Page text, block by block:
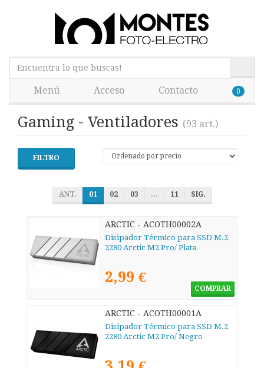
Menú Acceso Contacto 0
Gaming - Ventiladores (93 art.)
FILTRO
ANT. 01 02 03 ... 11 SIG.
ARCTIC - ACOTH00002A
Disipador Térmico para SSD M.2
2280 Arctic M2 Pro/ Plata
2,99 €
COMPRAR
ARCTIC - ACOTH00001A
Disipador Térmico para SSD M.2
2280 Arctic M2 Pro/ Negro